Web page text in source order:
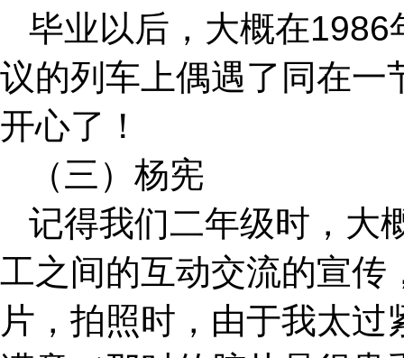
毕业以后，大概在
议的列车上偶遇了同在一
开心了！
（三）杨宪
记得我们二年级时，大
工之间的互动交流的宣传
片，拍照时，由于我太